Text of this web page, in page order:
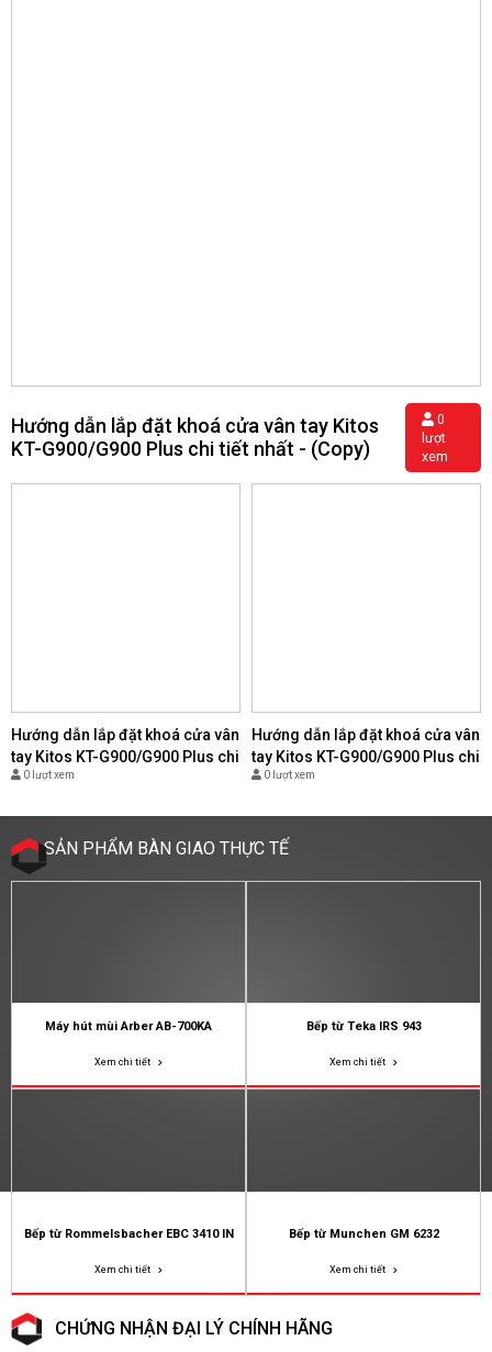
Hướng dẫn lắp đặt khoá cửa vân tay Kitos
KT-G900/G900 Plus chi tiết nhất - (Copy)
0
lượt
xem
Hướng dẫn lắp đặt khoá cửa vân
tay Kitos KT-G900/G900 Plus chi
tiết nhất - (Copy)
0 lượt xem
Hướng dẫn lắp đặt khoá cửa vân
tay Kitos KT-G900/G900 Plus chi
tiết nhất - (Copy)
0 lượt xem
SẢN PHẨM BÀN GIAO THỰC TẾ
Máy hút mùi Arber AB-700KA
Xem chi tiết
Bếp từ Teka IRS 943
Xem chi tiết
Bếp từ Rommelsbacher EBC 3410 IN
Xem chi tiết
Bếp từ Munchen GM 6232
Xem chi tiết
CHỨNG NHẬN ĐẠI LÝ CHÍNH HÃNG